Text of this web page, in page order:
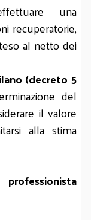
una
recuperatorie,
al netto dei
(decreto 5
del
il valore
alla stima